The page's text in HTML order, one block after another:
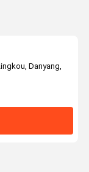
Danyang,